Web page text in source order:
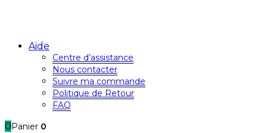
Aide
Centre d’assistance
Nous contacter
Suivre ma commande
Politique de Retour
FAQ
0 Panier 0